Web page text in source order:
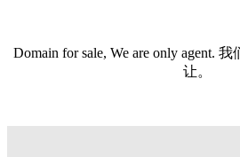
Domain for sale, We are only agent.
让。